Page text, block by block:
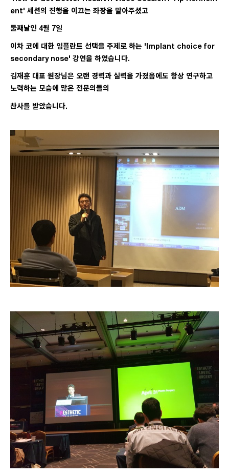
ent' 세션의 진행을 이끄는 좌장을 맡아주셨고
둘째날인 4월 7일
이차 코에 대한 임플란트 선택을 주제로 하는 'Implant choice for
secondary nose' 강연을 하였습니다.
김재훈 대표 원장님은 오랜 경력과 실력을 가졌음에도 항상 연구하고
노력하는 모습에 많은 전문의들의
찬사를 받았습니다.